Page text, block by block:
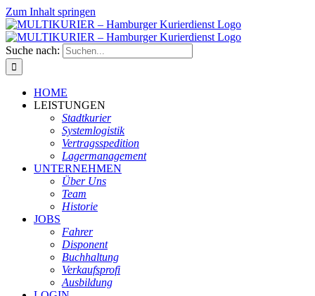
Zum Inhalt springen
Suche nach:
HOME
LEISTUNGEN
Stadtkurier
Systemlogistik
Vertragsspedition
Lagermanagement
UNTERNEHMEN
Über Uns
Team
Historie
JOBS
Fahrer
Disponent
Buchhaltung
Verkaufsprofi
Ausbildung